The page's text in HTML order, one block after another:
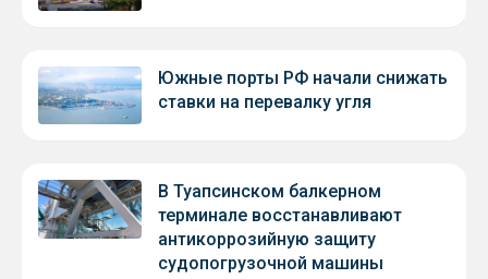
Южные порты РФ начали снижать
ставки на перевалку угля
В Туапсинском балкерном
терминале восстанавливают
антикоррозийную защиту
судопогрузочной машины